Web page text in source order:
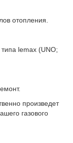
отопления.
lemax (UNO;
произведет
газового